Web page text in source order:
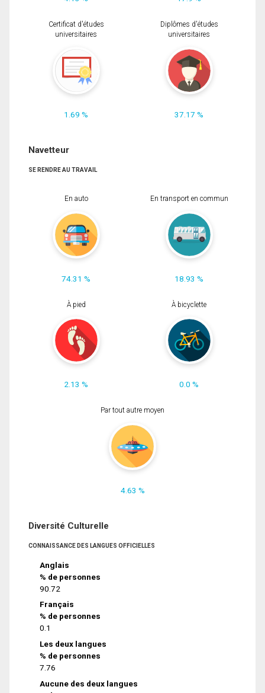
Certificat d'études
universitaires
1.69 %
Diplômes d'études
universitaires
37.17 %
Navetteur
SE RENDRE AU TRAVAIL
En auto
74.31 %
En transport en commun
18.93 %
À pied
2.13 %
À bicyclette
0.0 %
Par tout autre moyen
4.63 %
Diversité Culturelle
CONNAISSANCE DES LANGUES OFFICIELLES
Anglais
% de personnes
90.72
Français
% de personnes
0.1
Les deux langues
% de personnes
7.76
Aucune des deux langues